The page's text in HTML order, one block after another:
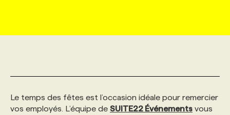
Le temps des fêtes est l’occasion idéale pour remercier
vos employés. L’équipe de SUITE22 Événements vous